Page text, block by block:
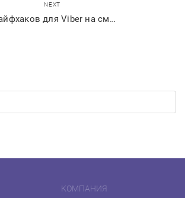
NEXT
8 лайфхаков для Viber на смартфоне
КОМПАНИЯ